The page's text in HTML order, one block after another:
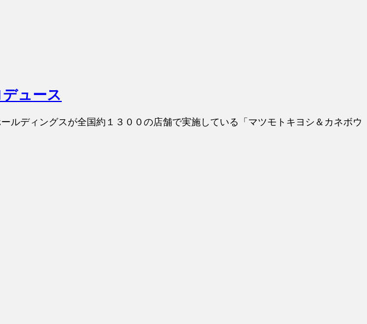
ュース
ルディングスが全国約１３００の店舗で実施している「マツモトキヨシ＆カネボウ